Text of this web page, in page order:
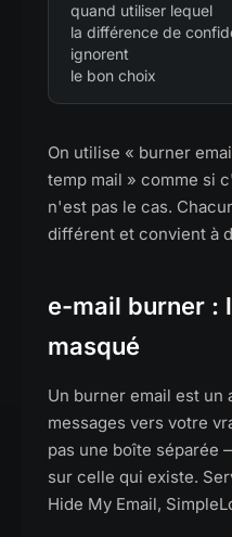
quand utiliser lequel
la différence de
ignorent
le bon choix
On utilise « burner
temp mail » comme si
n'est pas le cas.
différent et convient à
e-mail burner :
masqué
Un burner email est un
messages vers votre
pas une boîte séparée
sur celle qui existe.
Hide My Email,